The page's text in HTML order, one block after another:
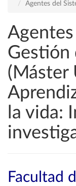
Agentes del
Gestión
(Máster
la vida:
Facultad